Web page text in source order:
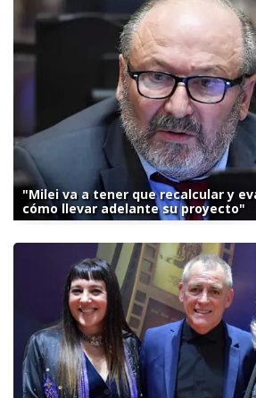
"Milei va a tener que recalcular y
cómo llevar adelante su proyecto"